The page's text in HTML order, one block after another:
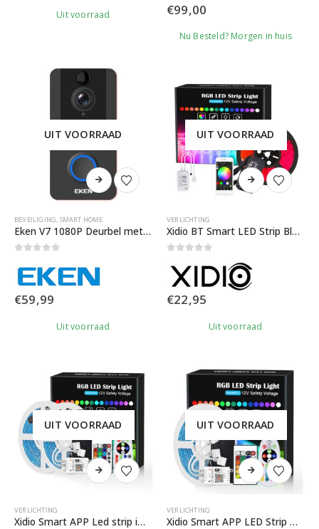
Uit voorraad €99,00
Nu Besteld? Morgen in huis
UIT VOORRAAD
BEVEILIGING, SMART HOME
Eken V7 1080P Deurbel met camera
€59,99
Uit voorraad
UIT VOORRAAD
VERLICHTING
Xidio BT Smart LED Strip Bluetooth bediening | 5 meter
€22,95
Uit voorraad
UIT VOORRAAD
VERLICHTING
Xidio Smart APP Led strip iOS & Android app | 10 meter
UIT VOORRAAD
VERLICHTING
Xidio Smart APP LED Strip met 2 remotes iOS & Android | 5 Meter